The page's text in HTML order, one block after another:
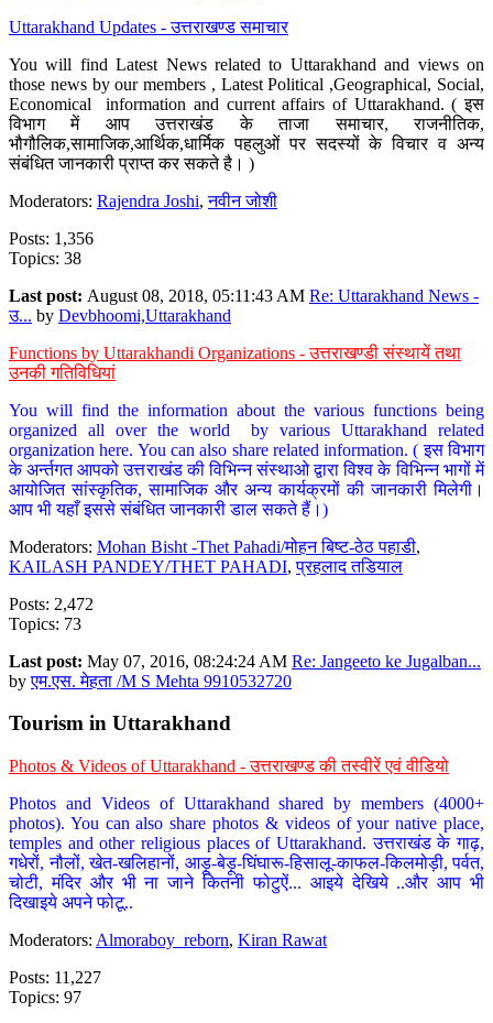
Uttarakhand Updates - उत्तराखण्ड समाचार
You will find Latest News related to Uttarakhand and views on
those news by our members , Latest Political ,Geographical, Social,
Economical information and current affairs of Uttarakhand. ( इस
विभाग में आप उत्तराखंड के ताजा समाचार, राजनीतिक,
भौगौलिक,सामाजिक,आर्थिक,धार्मिक पहलुओं पर सदस्यों के विचार व अन्य
संबंधित जानकारी प्राप्त कर सकते है। )
Moderators: Rajendra Joshi,नवीन जोशी
Posts: 1,356
Topics: 38
Last post: August 08, 2018, 05:11:43 AM Re: Uttarakhand News -
उ... by Devbhoomi,Uttarakhand
Functions by Uttarakhandi Organizations - उत्तराखण्डी संस्थायें तथा
उनकी गतिविधियां
You will find the information about the various functions being
organized all over the world by various Uttarakhand related
organization here. You can also share related information. ( इस विभाग
के अर्न्तगत आपको उत्तराखंड की विभिन्न संस्थाओ द्वारा विश्व के विभिन्न भागों में
आयोजित सांस्कृतिक, सामाजिक और अन्य कार्यक्रमों की जानकारी मिलेगी।
आप भी यहाँ इससे संबंधित जानकारी डाल सकते हैं।)
Moderators: Mohan Bisht -Thet Pahadi/मोहन बिष्ट-ठेठ पहाडी,
KAILASH PANDEY/THET PAHADI,प्रहलाद तडियाल
Posts: 2,472
Topics: 73
Last post: May 07, 2016, 08:24:24 AM Re: Jangeeto ke Jugalban...
byएम.एस. मेहता /M S Mehta 9910532720
Tourism in Uttarakhand
Photos & Videos of Uttarakhand - उत्तराखण्ड की तस्वीरें एवं वीडियो
Photos and Videos of Uttarakhand shared by members (4000+
photos). You can also share photos & videos of your native place,
temples and other religious places of Uttarakhand. उत्तराखंड के गाढ़,
गधेरों, नौलों, खेत-खलिहानों, आड़ू-बेड़ू-घिंघारू-हिसालू-काफल-किलमोड़ी, पर्वत,
चोटी, मंदिर और भी ना जाने कितनी फोटुऐं... आइये देखिये ..और आप भी
दिखाइये अपने फोटू..
Moderators: Almoraboy_reborn, Kiran Rawat
Posts: 11,227
Topics: 97